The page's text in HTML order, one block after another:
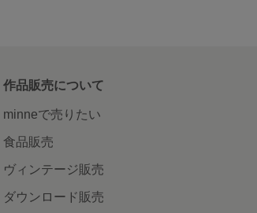
作品販売について
minneで売りたい
食品販売
ヴィンテージ販売
ダウンロード販売